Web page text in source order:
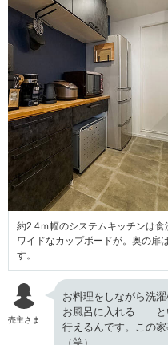
約2.4ｍ幅のシステムキッチンは
ワイドなカップボードが。奥の扉
す。
売主さま
お料理をしながら洗
お風呂に入れる……と
行えるんです。この
（笑）